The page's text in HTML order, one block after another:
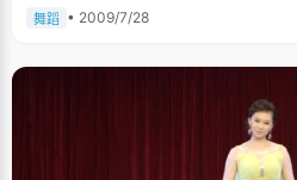
舞蹈 • 2009/7/28